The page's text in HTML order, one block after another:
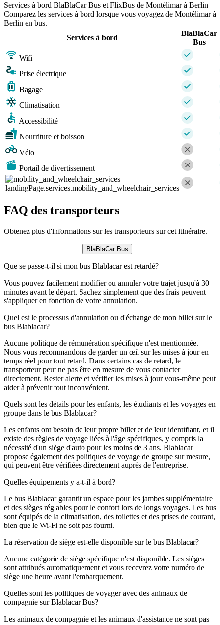
Services à bord BlaBlaCar Bus et FlixBus de Montélimar à Berlin
Comparez les services à bord lorsque vous voyagez de Montélimar à
Berlin en bus.
Services à bord
BlaBlaCar
Bus
Wifi
Prise électrique
Bagage
Climatisation
Accessibilité
Nourriture et boisson
Vélo
Portail de divertissement
landingPage.services.mobility_and_wheelchair_services
FAQ des transporteurs
Obtenez plus d'informations sur les transporteurs sur cet itinéraire.
BlaBlaCar Bus
Que se passe-t-il si mon bus Blablacar est retardé?
Vous pouvez facilement modifier ou annuler votre trajet jusqu'à 30
minutes avant le départ. Sachez simplement que des frais peuvent
s'appliquer en fonction de votre annulation.
Quel est le processus d'annulation ou d'échange de mon billet sur le
bus Blablacar?
Aucune politique de rémunération spécifique n'est mentionnée.
Nous vous recommandons de garder un œil sur les mises à jour en
temps réel pour tout retard. Dans certains cas de retard, le
transporteur peut ne pas être en mesure de vous contacter
directement. Rester alerte et vérifier les mises à jour vous-même peut
aider à prévenir tout inconvénient.
Quels sont les détails pour les enfants, les étudiants et les voyages en
groupe dans le bus Blablacar?
Les enfants ont besoin de leur propre billet et de leur identifiant, et il
existe des règles de voyage liées à l'âge spécifiques, y compris la
nécessité d'un siège d'auto pour les moins de 3 ans. Blablacar
propose également des politiques de voyage de groupe sur mesure,
qui peuvent être vérifiées directement auprès de l'entreprise.
Quelles équipements y a-t-il à bord?
Le bus Blablacar garantit un espace pour les jambes supplémentaire
et des sièges réglables pour le confort lors de longs voyages. Les bus
sont équipés de la climatisation, des toilettes et des prises de courant,
bien que le Wi-Fi ne soit pas fourni.
La réservation de siège est-elle disponible sur le bus Blablacar?
Aucune catégorie de siège spécifique n'est disponible. Les sièges
sont attribués automatiquement et vous recevrez votre numéro de
siège une heure avant l'embarquement.
Quelles sont les politiques de voyager avec des animaux de
compagnie sur Blablacar Bus?
Les animaux de compagnie et les animaux d'assistance ne sont pas